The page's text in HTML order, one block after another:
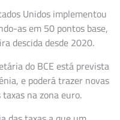
Unidos implementou
as em 50 pontos base,
descida desde 2020.
do BCE está prevista
e poderá trazer novas
na zona euro.